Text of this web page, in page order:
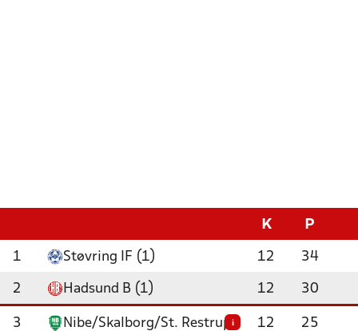
K P
1 Støvring IF (1) 12 34
2 Hadsund B (1) 12 30
3 Nibe/Skalborg/St. Restrup i 12 25